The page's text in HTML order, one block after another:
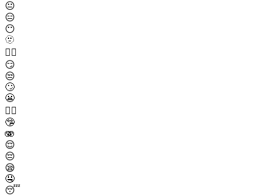
😐
😑
😶
🫥
😶‍🌫️
😏
😒
🙄
😬
😮‍💨
🤥
🫨
😌
😔
😪
🤤
😴